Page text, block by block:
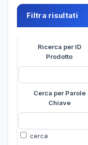
Filtra risultati
Ricerca per ID
Prodotto
Cerca per Parole
Chiave
cerca